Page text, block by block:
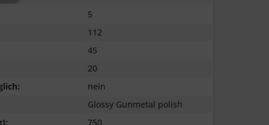
5
112
45
20
nein
Glossy Gunmetal polish
750